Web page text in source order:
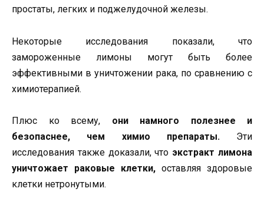
простаты, легких и поджелудочной железы.
Некоторые исследования показали, что
замороженные лимоны могут быть более
эффективными в уничтожении рака, по сравнению с
химиотерапией.
Плюс ко всему, они намного полезнее и
безопаснее, чем химио препараты.Эти
исследования также доказали, что экстракт лимона
уничтожает раковые клетки, оставляя здоровые
клетки нетронутыми.